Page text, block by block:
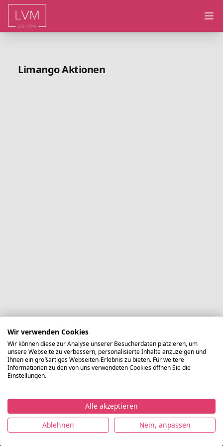
Limango Aktionen
Lagerverkaufsmode.de
Impressum Datenschutz Nutzungsbedingungen
Wir verwenden Cookies
Wir können diese zur Analyse unserer Besucherdaten platzieren, um
unsere Webseite zu verbessern, personalisierte Inhalte anzuzeigen und
Ihnen ein großartiges Webseiten-Erlebnis zu bieten. Für weitere
Informationen zu den von uns verwendeten Cookies öffnen Sie die
Einstellungen.
Alle akzeptieren
Ablehnen
Nein, anpassen